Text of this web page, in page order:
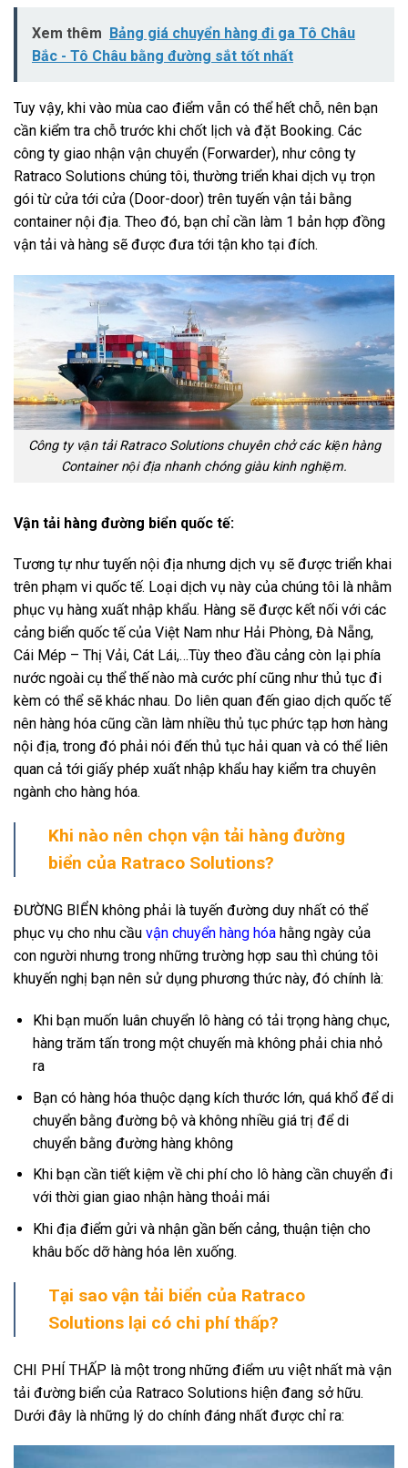
Xem thêm
Bảng giá chuyển hàng đi ga Tô Châu
Bắc - Tô Châu bằng đường sắt tốt nhất
Tuy vậy, khi vào mùa cao điểm vẫn có thể hết chỗ, nên bạn
cần kiểm tra chỗ trước khi chốt lịch và đặt Booking. Các
công ty giao nhận vận chuyển (Forwarder), như công ty
Ratraco Solutions chúng tôi, thường triển khai dịch vụ trọn
gói từ cửa tới cửa (Door-door) trên tuyến vận tải bằng
container nội địa. Theo đó, bạn chỉ cần làm 1 bản hợp đồng
vận tải và hàng sẽ được đưa tới tận kho tại đích.
Công ty vận tải Ratraco Solutions chuyên chở các kiện hàng
Container nội địa nhanh chóng giàu kinh nghiệm.
Vận tải hàng đường biển quốc tế:
Tương tự như tuyến nội địa nhưng dịch vụ sẽ được triển khai
trên phạm vi quốc tế. Loại dịch vụ này của chúng tôi là nhằm
phục vụ hàng xuất nhập khẩu. Hàng sẽ được kết nối với các
cảng biển quốc tế của Việt Nam như Hải Phòng, Đà Nẵng,
Cái Mép – Thị Vải, Cát Lái,…Tùy theo đầu cảng còn lại phía
nước ngoài cụ thể thế nào mà cước phí cũng như thủ tục đi
kèm có thể sẽ khác nhau. Do liên quan đến giao dịch quốc tế
nên hàng hóa cũng cần làm nhiều thủ tục phức tạp hơn hàng
nội địa, trong đó phải nói đến thủ tục hải quan và có thể liên
quan cả tới giấy phép xuất nhập khẩu hay kiểm tra chuyên
ngành cho hàng hóa.
Khi nào nên chọn vận tải hàng đường
biển của Ratraco Solutions?
ĐƯỜNG BIỂN không phải là tuyến đường duy nhất có thể
phục vụ cho nhu cầu vận chuyển hàng hóa hằng ngày của
con người nhưng trong những trường hợp sau thì chúng tôi
khuyến nghị bạn nên sử dụng phương thức này, đó chính là:
Khi bạn muốn luân chuyển lô hàng có tải trọng hàng chục,
hàng trăm tấn trong một chuyến mà không phải chia nhỏ
ra
Bạn có hàng hóa thuộc dạng kích thước lớn, quá khổ để di
chuyển bằng đường bộ và không nhiều giá trị để di
chuyển bằng đường hàng không
Khi bạn cần tiết kiệm về chi phí cho lô hàng cần chuyển đi
với thời gian giao nhận hàng thoải mái
Khi địa điểm gửi và nhận gần bến cảng, thuận tiện cho
khâu bốc dỡ hàng hóa lên xuống.
Tại sao vận tải biển của Ratraco
Solutions lại có chi phí thấp?
CHI PHÍ THẤP là một trong những điểm ưu việt nhất mà vận
tải đường biển của Ratraco Solutions hiện đang sở hữu.
Dưới đây là những lý do chính đáng nhất được chỉ ra: